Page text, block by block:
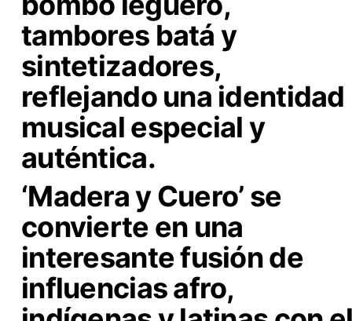
tambores batá y
sintetizadores,
reflejando una identidad
musical especial y
auténtica.
‘Madera y Cuero’ se
convierte en una
interesantefusión de
influencias afro,